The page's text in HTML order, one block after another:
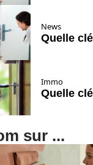
News
Quelle
Immo
Quelle
sur ...